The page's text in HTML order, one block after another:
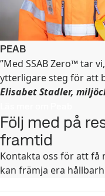
PEAB
”Med SSAB Zero™ tar
ytterligare steg för att
Elisabet Stadler,
Följ med på
framtid
Kontakta oss för att
kan främja era